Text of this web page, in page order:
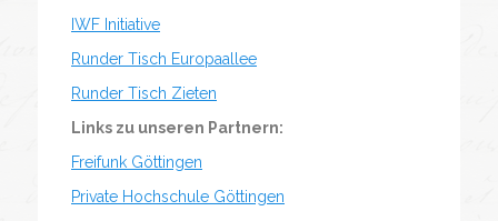
IWF Initiative
Runder Tisch Europaallee
Runder Tisch Zieten
Links zu unseren Partnern:
Freifunk Göttingen
Private Hochschule Göttingen